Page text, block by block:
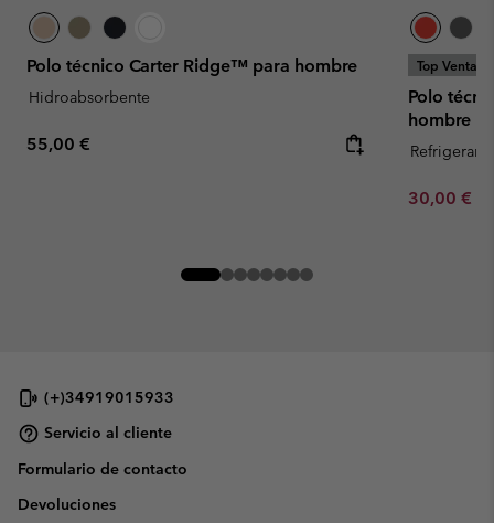
Polo técnico Carter Ridge™ para hombre
Hidroabsorbente
Regular price:
55,00 €
Top Ventas
Polo
hombre
Minimum
30,00 €
(+)34919015933
Servicio al cliente
Formulario de contacto
Devoluciones